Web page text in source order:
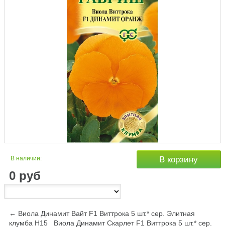
В наличии:
0 руб
В корзину
← Виола Динамит Вайт F1 Виттрока 5 шт.* сер. Элитная
клумба Н15
Виола Динамит Скарлет F1 Виттрока 5 шт.* сер.